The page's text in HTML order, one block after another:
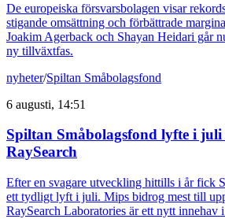
De europeiska försvarsbolagen visar
stigande omsättning och förbättrade
Joakim Agerback och Shayan Heidari går
ny tillväxtfas.
nyheter/Spiltan Småbolagsfond
6 augusti, 14:51
Spiltan Småbolagsfond lyfte i
RaySearch
Efter en svagare utveckling hittills i år fick
ett tydligt lyft i juli. Mips bidrog mest till
RaySearch Laboratories är ett nytt innehav